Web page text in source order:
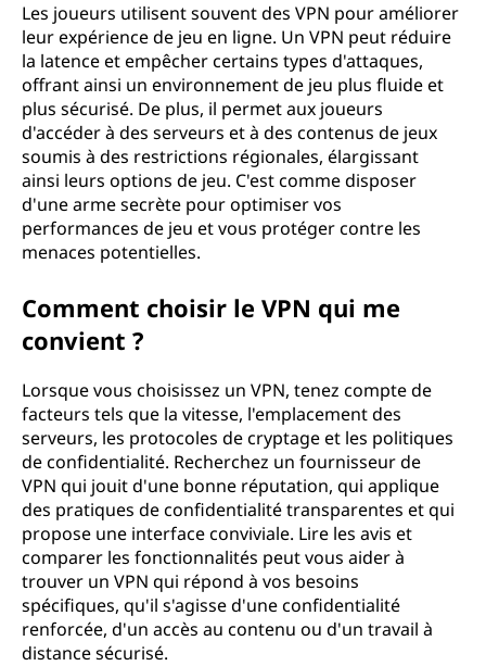
Les joueurs utilisent souvent des VPN pour améliorer
leur expérience de jeu en ligne. Un VPN peut réduire
la latence et empêcher certains types d'attaques,
offrant ainsi un environnement de jeu plus fluide et
plus sécurisé. De plus, il permet aux joueurs
d'accéder à des serveurs et à des contenus de jeux
soumis à des restrictions régionales, élargissant
ainsi leurs options de jeu. C'est comme disposer
d'une arme secrète pour optimiser vos
performances de jeu et vous protéger contre les
menaces potentielles.
Comment choisir le VPN qui me
convient ?
Lorsque vous choisissez un VPN, tenez compte de
facteurs tels que la vitesse, l'emplacement des
serveurs, les protocoles de cryptage et les politiques
de confidentialité. Recherchez un fournisseur de
VPN qui jouit d'une bonne réputation, qui applique
des pratiques de confidentialité transparentes et qui
propose une interface conviviale. Lire les avis et
comparer les fonctionnalités peut vous aider à
trouver un VPN qui répond à vos besoins
spécifiques, qu'il s'agisse d'une confidentialité
renforcée, d'un accès au contenu ou d'un travail à
distance sécurisé.